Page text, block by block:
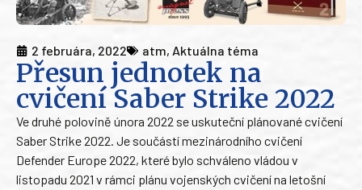
2 februára, 2022 atm, Aktuálna téma
Přesun jednotek na
cvičení Saber Strike 2022
Ve druhé polovině února 2022 se uskuteční plánované cvičení
Saber Strike 2022. Je součástí mezinárodního cvičení
Defender Europe 2022, které bylo schváleno vládou v
listopadu 2021 v rámci plánu vojenských cvičení na letošní